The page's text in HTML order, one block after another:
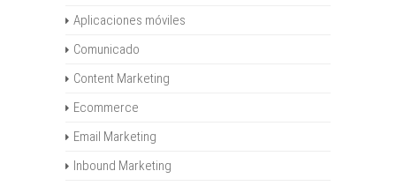
Aplicaciones móviles
Comunicado
Content Marketing
Ecommerce
Email Marketing
Inbound Marketing